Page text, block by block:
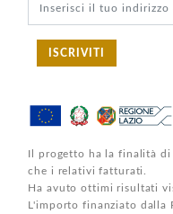
ISCRIVITI
Il progetto ha la finalità
che i relativi fatturati.
Ha avuto ottimi risultati
L'importo finanziato dalla